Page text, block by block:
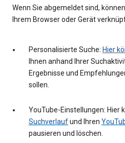
Wenn Sie abgemeldet sind,
Ihrem Browser oder Gerät
Personalisierte Suche: Hier
Ihnen anhand Ihrer
Ergebnisse und
sollen.
YouTube-Einstellungen: Hier
Suchverlaufund Ihren
pausieren und löschen.